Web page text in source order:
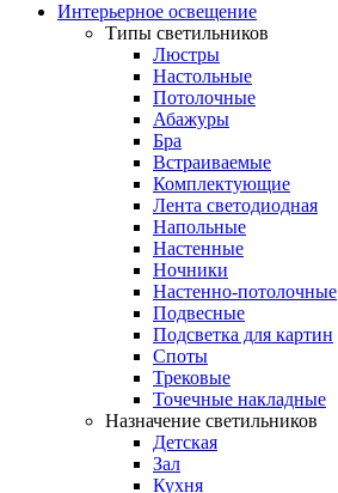
Интерьерное освещение
Типы светильников
Люстры
Настольные
Потолочные
Абажуры
Бра
Встраиваемые
Комплектующие
Лента светодиодная
Напольные
Настенные
Ночники
Настенно-потолочные
Подвесные
Подсветка для картин
Споты
Трековые
Точечные накладные
Назначение светильников
Детская
Зал
Кухня